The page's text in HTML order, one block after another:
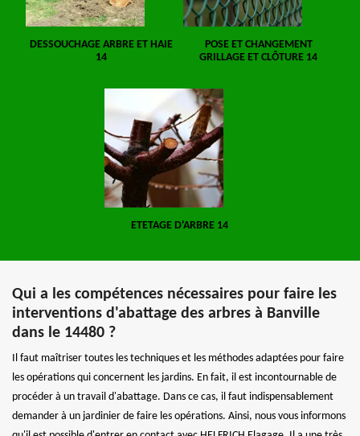
DESSOUCHAGE ARBRE ET HAIE
14
POSE ET CHANGEMENT
GRILLAGE ET CLÔTURE 14
ETETAGE D'ARBRE 14
Qui a les compétences nécessaires pour faire les
interventions d'abattage des arbres à Banville
dans le 14480 ?
Il faut maîtriser toutes les techniques et les méthodes adaptées pour faire
les opérations qui concernent les jardins. En fait, il est incontournable de
procéder à un travail d'abattage. Dans ce cas, il faut indispensablement
demander à un jardinier de faire les opérations. Ainsi, nous vous informons